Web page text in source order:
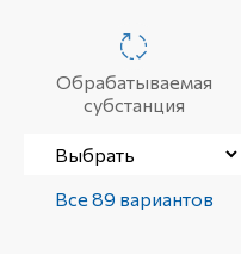
Обрабатываемая
субстанция
Все 89 вариантов